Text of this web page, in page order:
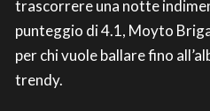
trascorrere una notte
punteggio di 4.1, Moyto
per chi vuole ballare fino
trendy.